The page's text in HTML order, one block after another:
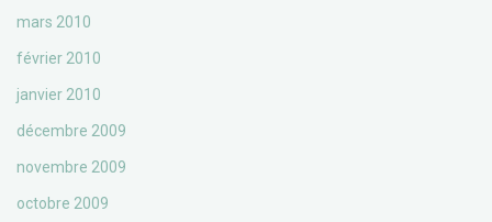
mars 2010
février 2010
janvier 2010
décembre 2009
novembre 2009
octobre 2009